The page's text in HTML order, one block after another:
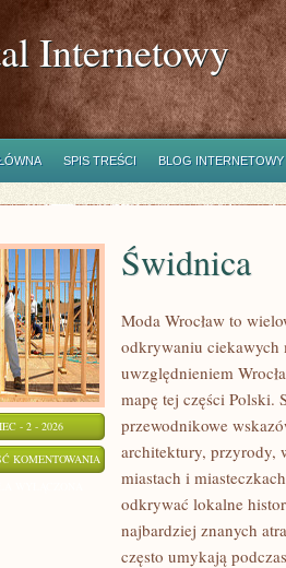
Internetowy
SPIS TREŚCI BLOG INTERNETOWY
- 2 - 2026
KOMENTOWANIA ŚWIDNICA
Świdnica
Moda Wrocław to
odkrywaniu ciekawych
uwzględnieniem
mapę tej części Polski.
przewodnikowe
architektury, przyrody,
miastach i
odkrywać lokalne
najbardziej znanych
często umykają